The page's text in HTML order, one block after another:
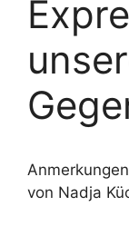
von Nadja